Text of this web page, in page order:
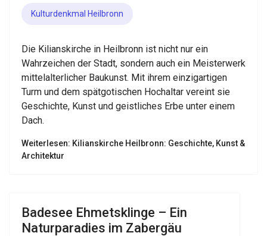
Kulturdenkmal Heilbronn
Die Kilianskirche in Heilbronn ist nicht nur ein
Wahrzeichen der Stadt, sondern auch ein Meisterwerk
mittelalterlicher Baukunst. Mit ihrem einzigartigen
Turm und dem spätgotischen Hochaltar vereint sie
Geschichte, Kunst und geistliches Erbe unter einem
Dach.
Weiterlesen: Kilianskirche Heilbronn: Geschichte, Kunst &
Architektur
Badesee Ehmetsklinge – Ein
Naturparadies im Zabergäu